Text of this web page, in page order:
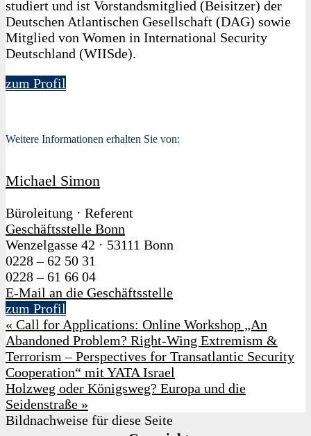
studiert und ist Vorstandsmitglied (Beisitzer) der
Deutschen Atlantischen Gesellschaft (DAG) sowie
Mitglied von Women in International Security
Deutschland (WIISde).
zum Profil
Weitere Informationen erhalten Sie von:
Michael Simon
Büroleitung · Referent
Geschäftsstelle Bonn
Wenzelgasse 42 · 53111 Bonn
0228 – 62 50 31
0228 – 61 66 04
E-Mail an die Geschäftsstelle
zum Profil
« Call for Applications: Online Workshop „An
Abandoned Problem? Right-Wing Extremism &
Terrorism – Perspectives for Transatlantic Security
Cooperation“ mit YATA Israel
Holzweg oder Königsweg? Europa und die
Seidenstraße »
Bildnachweise für diese Seite